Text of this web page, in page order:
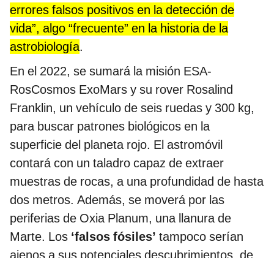
errores falsos positivos en la detección de
vida”, algo “frecuente” en la historia de la
astrobiología.
En el 2022, se sumará la misión ESA-
RosCosmos ExoMars y su rover Rosalind
Franklin, un vehículo de seis ruedas y 300 kg,
para buscar patrones biológicos en la
superficie del planeta rojo. El astromóvil
contará con un taladro capaz de extraer
muestras de rocas, a una profundidad de hasta
dos metros. Además, se moverá por las
periferias de Oxia Planum, una llanura de
Marte. Los ‘falsos fósiles’ tampoco serían
ajenos a sus potenciales descubrimientos, de